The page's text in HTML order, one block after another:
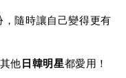
隨時讓自己變得更有
他 日韓明星都愛用！